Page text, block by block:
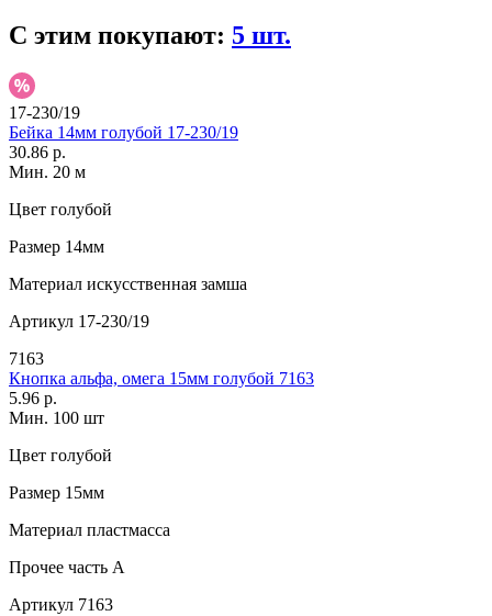
С этим покупают: 5 шт.
17-230/19
Бейка 14мм голубой 17-230/19
30.86 р.
Мин. 20 м
Цвет голубой
Размер 14мм
Материал искусственная замша
Артикул 17-230/19
7163
Кнопка альфа, омега 15мм голубой 7163
5.96 р.
Мин. 100 шт
Цвет голубой
Размер 15мм
Материал пластмасса
Прочее часть A
Артикул 7163